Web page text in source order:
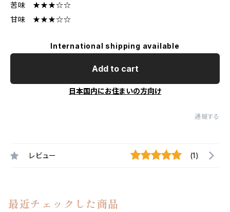
苦味 ★★★☆☆
甘味 ★★★☆☆
International shipping available
Add to cart
日本国内にお住まいの方向け
通報する
レビュー (1)
最近チェックした商品